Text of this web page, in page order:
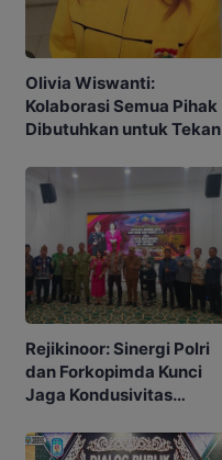
Olivia Wiswanti:
Kolaborasi Semua Pihak
Dibutuhkan untuk Tekan
Rejikinoor: Sinergi Polri
dan Forkopimda Kunci
Jaga Kondusivitas